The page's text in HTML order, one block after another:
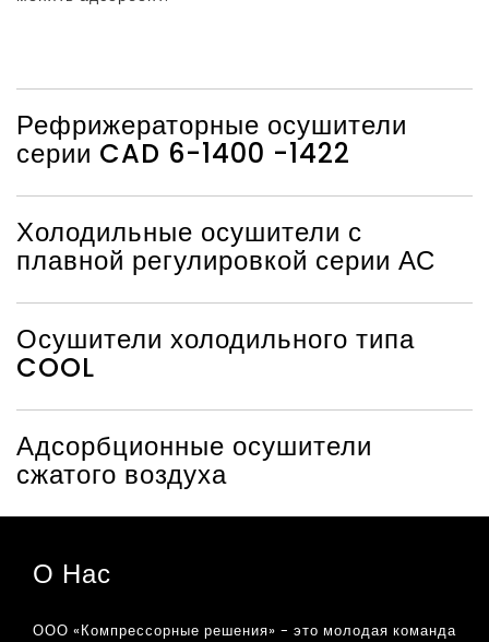
Рефрижераторные осушители
серии CAD 6-1400 -1422
Холодильные осушители с
плавной регулировкой серии АС
Осушители холодильного типа
COOL
Адсорбционные осушители
сжатого воздуха
О Нас
ООО «Компрессорные решения» - это молодая команда